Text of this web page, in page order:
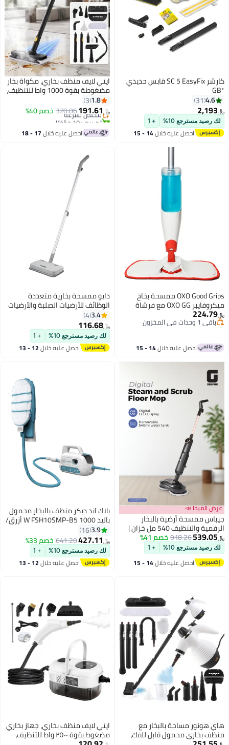
كارشر SC 5 EasyFix قابس حديدي
*GB
4.6
31
﷼‏2,193
لك رصيد مسترجع 10% + 1
احصل عليه خلال 14 - 15
ايتي لايف منظف ​​بخاري، مكواة بخار
مضغوطة بقوة 1000 واط للتنظيف،
مكواة بخار متعددة الاستخدامات
للمنزل، مكواة بخار يدوية، مكواة
بخار للسيارات، مكواة بخار محمولة
للمطبخ، الحمام، البلاط (أبيض)
1.8
3
﷼‏ 191.61
320.06خصم 40% بتخلّص بسرعة
تم بيع +10 مؤخرًا
بتخلّص بسرعة
احصل عليه خلال 17 - 18
OXO Good Grips ممسحة بخاخ
ميكروفايبر OXO GG مع فرشاة
قابلة للسحب
﷼‏224.79
باقي 1 وحدات في المخزون
باقي 1 وحدات في المخزون
احصل عليه خلال 14 - 15
دايو ممسحة بخارية متعددة
الوظائف للأرضيات الصلبة والأرضيات
المصفحة ومع سجادة شراعية
لتنظيف السجاد - ضمان لمدة عامين
3.4
4
﷼‏116.68
لك رصيد مسترجع 10% + 1
احصل عليه خلال 12 - 13
عرض الميجا 📣
جيباس ممسحة أرضية بالبخار
الرقمية والتنظيف 540 مل خزان |
1380 واط 25 جرام/دقيقة بخار |
وضوء أمامي | GSC63077UK أسود
﷼‏539.05
918.26خصم 41%
لك رصيد مسترجع 10% + 1
احصل عليه خلال 14 - 15
بلاك اند ديكر منظف بالبخار محمول
باليد 1000 W FSH10SMP-B5 أزرق/
رمادي
3.9
16
﷼‏ 427.11
641.20خصم 33%
لك رصيد مسترجع 10% + 1
احصل عليه خلال 12 - 13
هاي هونور مساحة بالبخار مع
منظف بخاري محمول قابل للفك،
ايتي لايف منظف ​​بخاري، جهاز بخاري
مضغوط بقوة ٢٥٠٠ واط للتنظيف،